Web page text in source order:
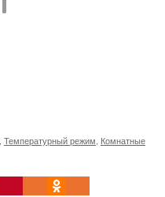
Температурный режим Комнатные